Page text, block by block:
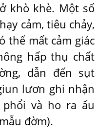
khò khè. Một số
cảm, tiêu chảy,
thể mất cảm giác
hấp thụ chất
dẫn đến sụt
lươn ghi nhận
và ho ra ấu
đờm).